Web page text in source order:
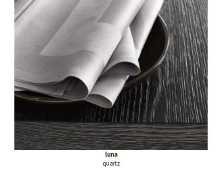
luna
quartz